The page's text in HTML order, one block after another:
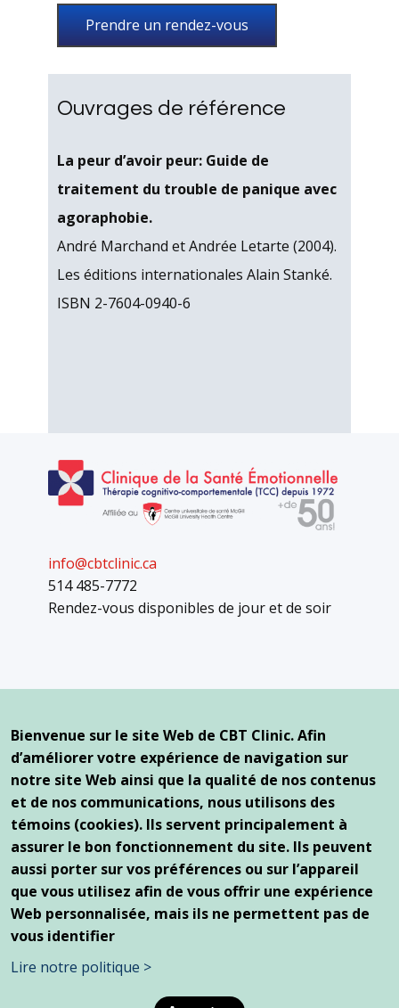
Prendre un rendez-vous
Ouvrages de référence
La peur d’avoir peur: Guide de
traitement du trouble de panique avec
agoraphobie.
André Marchand et Andrée Letarte (2004).
Les éditions internationales Alain Stanké.
ISBN 2-7604-0940-6
info@cbtclinic.ca
514 485-7772
Rendez-vous disponibles de jour et de soir
Nos bureaux
Complexe de santé Reine Elizabeth
2100, avenue Marlowe, bureau 261
Montréal (Québec) H4A 3L5
1250, boulevard Saint-Joseph Est
Montréal (Québec) H2J 1L8
Bienvenue sur le site Web de CBT Clinic. Afin
d’améliorer votre expérience de navigation sur
notre site Web ainsi que la qualité de nos contenus
et de nos communications, nous utilisons des
témoins (cookies). Ils servent principalement à
assurer le bon fonctionnement du site. Ils peuvent
aussi porter sur vos préférences ou sur l’appareil
que vous utilisez afin de vous offrir une expérience
Web personnalisée, mais ils ne permettent pas de
vous identifier
Lire notre politique >